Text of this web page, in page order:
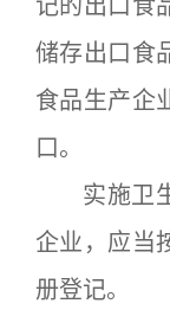
记的出口食
储存出口食
食品生产企
口。
实施卫生
企业，应当
册登记。